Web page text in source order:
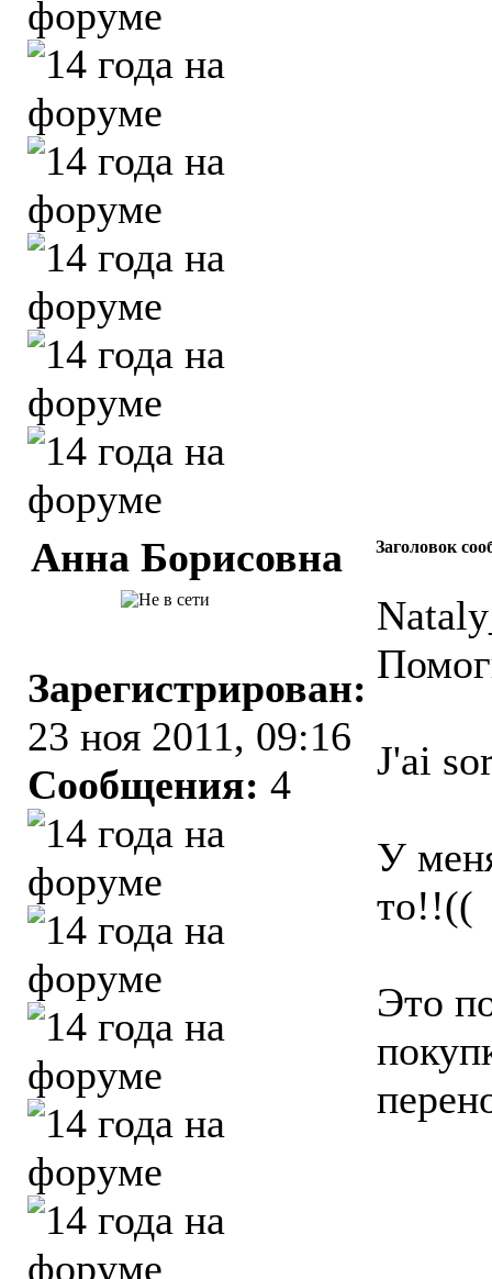
Анна Борисовна Заголовок
Зарегистрирован:
23 ноя 2011, 09:16
Сообщения: 4
J'ai
У
то!!((
Это